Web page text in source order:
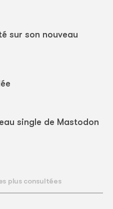
sur son nouveau
single de Mastodon
plus consultées